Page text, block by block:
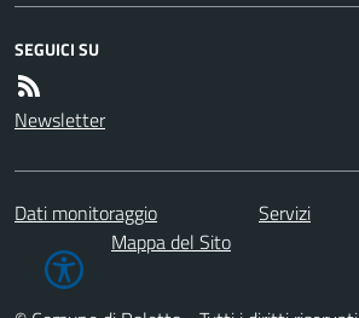
SEGUICI SU
Newsletter
Dati monitoraggio Servizi
Mappa del Sito